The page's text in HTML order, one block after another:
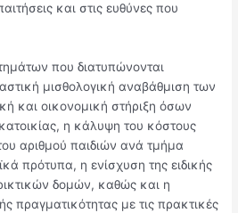
και στις ευθύνες που
που διατυπώνονται
μισθολογική αναβάθμιση των
και οικονομική στήριξη όσων
η κάλυψη του κόστους
αριθμού παιδιών ανά τμήμα
πρότυπα, η ενίσχυση της ειδικής
δομών, καθώς και η
πραγματικότητας με τις πρακτικές